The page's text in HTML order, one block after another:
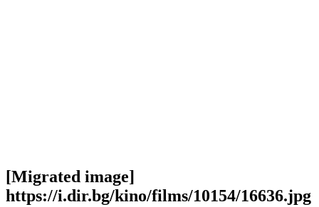
[Migrated image]
https://i.dir.bg/kino/films/10154/16636.jpg